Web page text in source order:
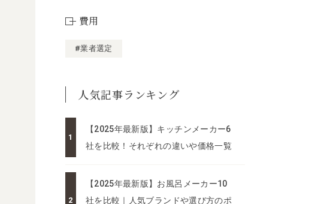
費用
#業者選定
人気記事ランキング
【2025年最新版】キッチンメーカー6
社を比較！それぞれの違いや価格一覧
【2025年最新版】お風呂メーカー10
社を比較｜人気ブランドや選び方のポ